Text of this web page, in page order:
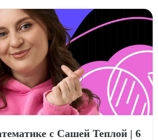
с Сашей Теплой | 6